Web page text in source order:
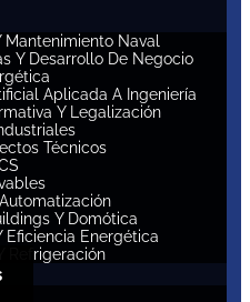
Mantenimiento Naval
Y Desarrollo De Negocio
Aplicada A Ingeniería
Y Legalización
Técnicos
Y Domótica
Eficiencia Energética
Refrigeración